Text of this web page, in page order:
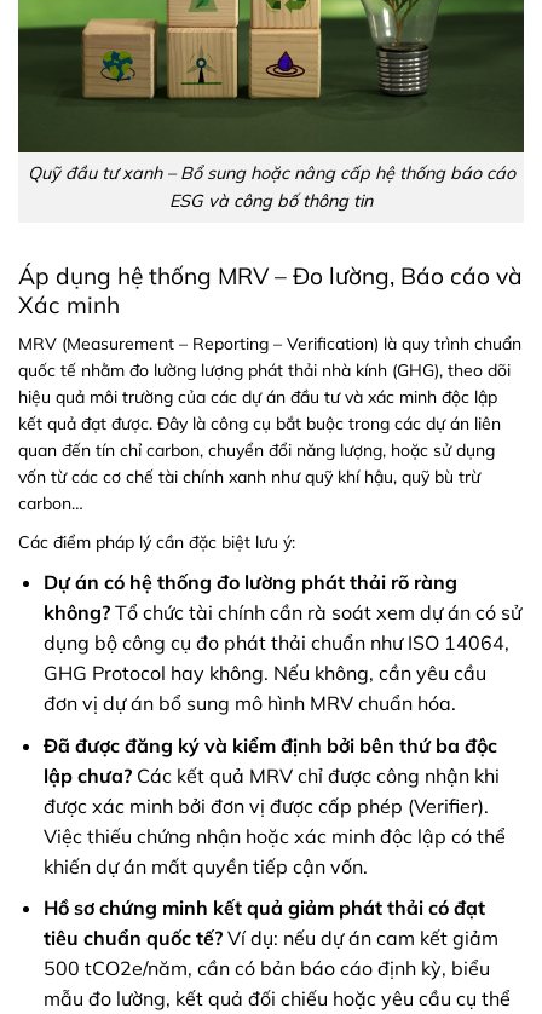
Quỹ đầu tư xanh – Bổ sung hoặc nâng cấp hệ thống báo cáo
ESG và công bố thông tin
Áp dụng hệ thống MRV – Đo lường, Báo cáo và
Xác minh
MRV (Measurement – Reporting – Verification) là quy trình chuẩn
quốc tế nhằm đo lường lượng phát thải nhà kính (GHG), theo dõi
hiệu quả môi trường của các dự án đầu tư và xác minh độc lập
kết quả đạt được. Đây là công cụ bắt buộc trong các dự án liên
quan đến tín chỉ carbon, chuyển đổi năng lượng, hoặc sử dụng
vốn từ các cơ chế tài chính xanh như quỹ khí hậu, quỹ bù trừ
carbon…
Các điểm pháp lý cần đặc biệt lưu ý:
Dự án có hệ thống đo lường phát thải rõ ràng
không?Tổ chức tài chính cần rà soát xem dự án có sử
dụng bộ công cụ đo phát thải chuẩn như ISO 14064,
GHG Protocol hay không. Nếu không, cần yêu cầu
đơn vị dự án bổ sung mô hình MRV chuẩn hóa.
Đã được đăng ký và kiểm định bởi bên thứ ba độc
lập chưa?Các kết quả MRV chỉ được công nhận khi
được xác minh bởi đơn vị được cấp phép (Verifier).
Việc thiếu chứng nhận hoặc xác minh độc lập có thể
khiến dự án mất quyền tiếp cận vốn.
Hồ sơ chứng minh kết quả giảm phát thải có đạt
tiêu chuẩn quốc tế?Ví dụ: nếu dự án cam kết giảm
500 tCO2e/năm, cần có bản báo cáo định kỳ, biểu
mẫu đo lường, kết quả đối chiếu hoặc yêu cầu cụ thể